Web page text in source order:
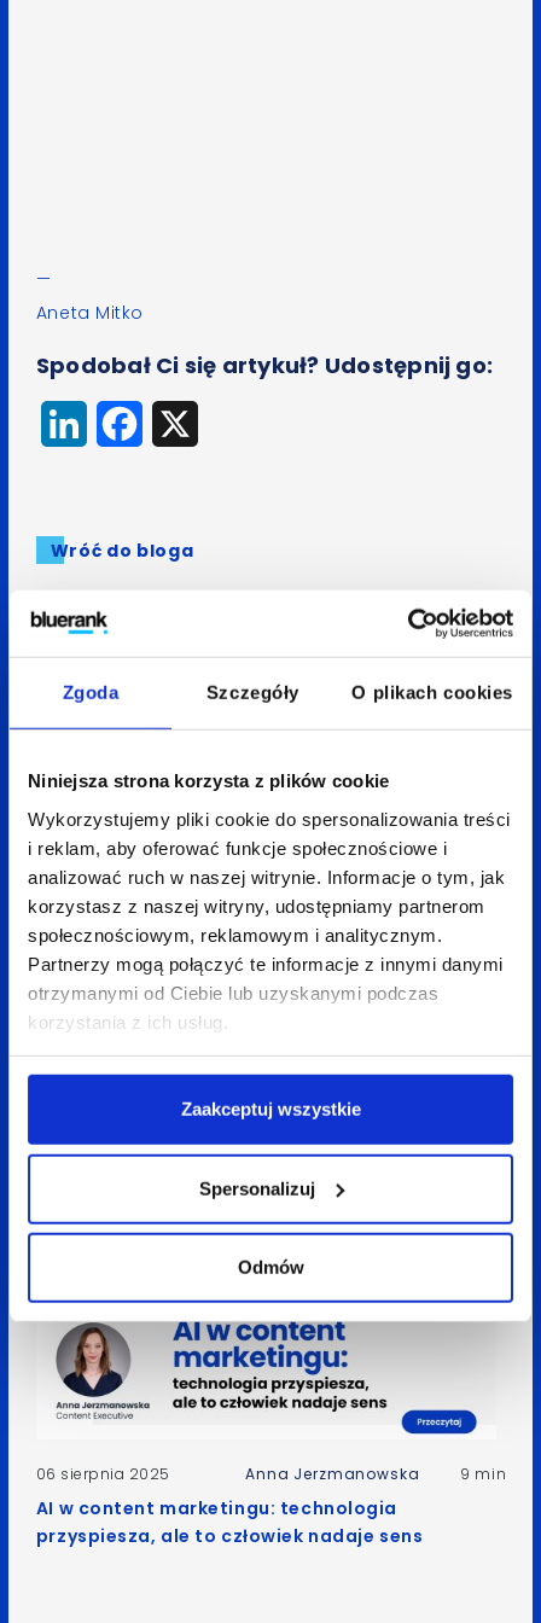
Zgoda Szczegóły O plikach cookies
Niniejsza strona korzysta z plików cookie
Wykorzystujemy pliki cookie do spersonalizowania treści
i reklam, aby oferować funkcje społecznościowe i
analizować ruch w naszej witrynie. Informacje o tym, jak
korzystasz z naszej witryny, udostępniamy partnerom
społecznościowym, reklamowym i analitycznym.
Partnerzy mogą połączyć te informacje z innymi danymi
otrzymanymi od Ciebie lub uzyskanymi podczas
korzystania z ich usług.
Zaakceptuj wszystkie
Spersonalizuj
Odmów
—
Aneta Mitko
Spodobał Ci się artykuł? Udostępnij go:
LinkedInFacebook
Wróć do bloga
Zobacz także:
28 sierpnia 2025
Przyszłość marketingu medycznego w Google
06 sierpnia 2025 Anna Jerzmanowska 9 min
AI w content marketingu: technologia
przyspiesza, ale to człowiek nadaje sens